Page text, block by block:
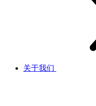
关于我们